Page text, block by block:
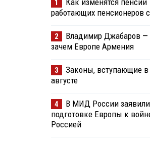
1
Как изменятся пенсии
работающих пенсионеров с
2
Владимир Джабаров —
зачем Европе Армения
3
Законы, вступающие в
августе
4
В МИД России
подготовке Европы к
Россией